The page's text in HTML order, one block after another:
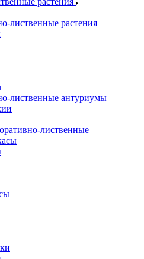
лиственные растения
лиственные антуриумы
лиственные